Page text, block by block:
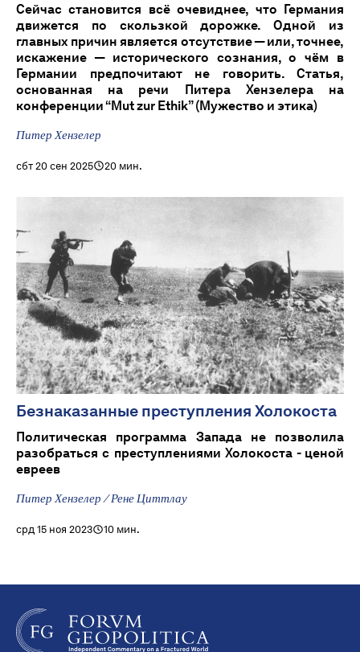
Сейчас становится всё очевиднее, что Германия
движется по скользкой дорожке. Одной из
главных причин является отсутствие — или, точнее,
искажение — исторического сознания, о чём в
Германии предпочитают не говорить. Статья,
основанная на речи Питера Хензелера на
конференции “Mut zur Ethik” (Мужество и этика)
Питер Хензелер
сбт 20 сен 2025 20 мин.
Безнаказанные преступления Холокоста
Политическая программа Запада не позволила
разобраться с преступлениями Холокоста - ценой
евреев
Питер Хензелер / Рене Циттлау
срд 15 ноя 2023 10 мин.